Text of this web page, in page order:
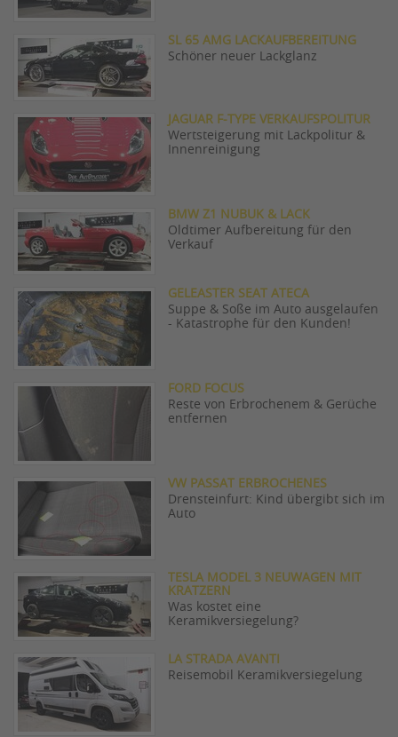
SL 65 AMG LACKAUFBEREITUNG
Schöner neuer Lackglanz
JAGUAR F-TYPE VERKAUFSPOLITUR
Wertsteigerung mit Lackpolitur &
Innenreinigung
BMW Z1 NUBUK & LACK
Oldtimer Aufbereitung für den
Verkauf
GELEASTER SEAT ATECA
Suppe & Soße im Auto ausgelaufen
- Katastrophe für den Kunden!
FORD FOCUS
Reste von Erbrochenem & Gerüche
entfernen
VW PASSAT ERBROCHENES
Drensteinfurt: Kind übergibt sich im
Auto
TESLA MODEL 3 NEUWAGEN MIT
KRATZERN
Was kostet eine
Keramikversiegelung?
LA STRADA AVANTI
Reisemobil Keramikversiegelung